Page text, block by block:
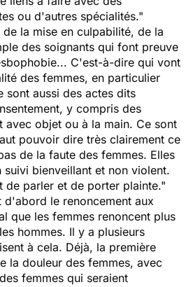
ou d'autres spécialités."
la mise en culpabilité, de la
des soignants qui font preuve
C'est-à-dire qui vont
des femmes, en particulier
sont aussi des actes dits
y compris des
avec objet ou à la main. Ce sont
pouvoir dire très clairement ce
de la faute des femmes. Elles
bienveillant et non violent.
de parler et de porter plainte."
d'abord le renoncement aux
que les femmes renoncent plus
hommes. Il y a plusieurs
à cela. Déjà, la première
la douleur des femmes, avec
femmes qui seraient